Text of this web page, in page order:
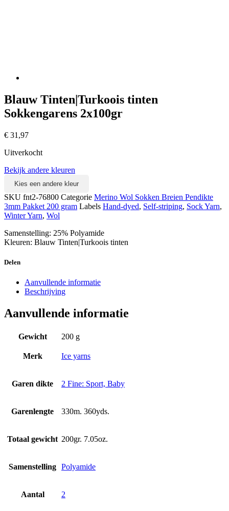
Blauw Tinten|Turkoois tinten
Sokkengarens 2x100gr
€ 31,97
Uitverkocht
Bekijk andere kleuren
Kies een andere kleur
SKU fnt2-76800 Categorie Merino Wol Sokken Breien Pendikte
3mm Pakket 200 gram Labels Hand-dyed, Self-striping, Sock Yarn,
Winter Yarn, Wol
Samenstelling: 25% Polyamide
Kleuren: Blauw Tinten|Turkoois tinten
Delen
Aanvullende informatie
Beschrijving
Aanvullende informatie
Gewicht 200 g
Merk Ice yarns
Garen dikte 2 Fine: Sport, Baby
Garenlengte 330m. 360yds.
Totaal gewicht 200gr. 7.05oz.
Samenstelling Polyamide
Aantal 2